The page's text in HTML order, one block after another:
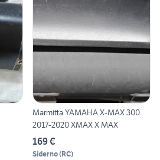
Marmitta YAMAHA X-MAX 300
2017-2020 XMAX X MAX
169 €
Siderno(RC)